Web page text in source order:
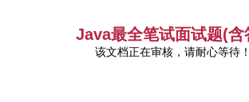
Java最全笔试面试题(含
该文档正在审核，请耐心等待！